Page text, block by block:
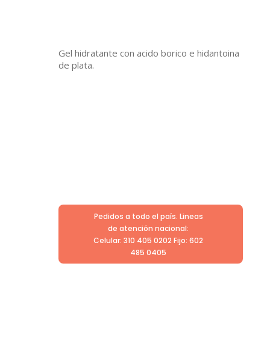
Gel hidratante con acido borico e hidantoina
de plata.
Pedidos a todo el país. Lineas
de atención nacional:
Celular: 310 405 0202 Fijo: 602
485 0405